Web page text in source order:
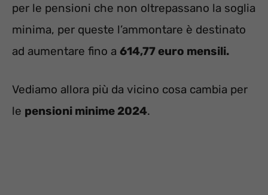
per le pensioni che non oltrepassano la soglia
minima, per queste l’ammontare è destinato
ad aumentare fino a 614,77 euro mensili.
Vediamo allora più da vicino cosa cambia per
le pensioni minime 2024.